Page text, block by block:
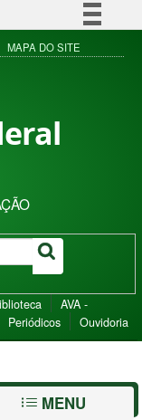
à informação
MAPA DO SITE
AVA -
Periódicos Ouvidoria
MENU